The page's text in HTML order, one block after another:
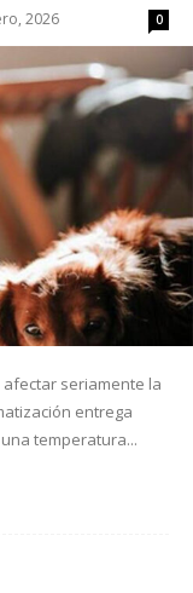
2026 0
seriamente la
entrega
temperatura...